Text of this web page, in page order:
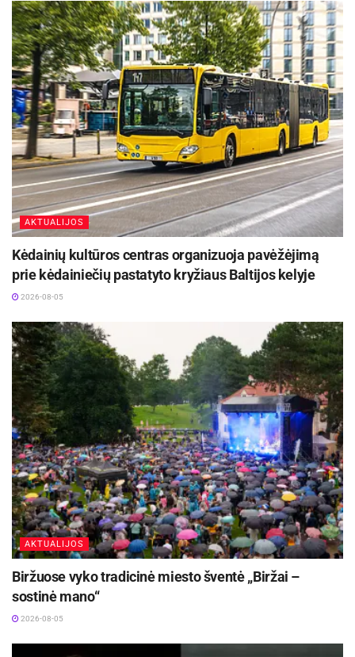
1 - +
AKTUALIJOS
Kėdainių kultūros centras organizuoja pavėžėjimą
prie kėdainiečių pastatyto kryžiaus Baltijos kelyje
2026-08-05
AKTUALIJOS
Biržuose vyko tradicinė miesto šventė „Biržai –
sostinė mano“
2026-08-05